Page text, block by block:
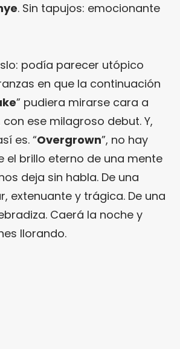
. Sin tapujos: emocionante
podía parecer utópico
en que la continuación
” pudiera mirarse cara a
ese milagroso debut. Y,
es. “Overgrown”, no hay
el brillo eterno de una mente
deja sin habla. De una
extenuante y trágica. De una
Caerá la noche y
llorando.